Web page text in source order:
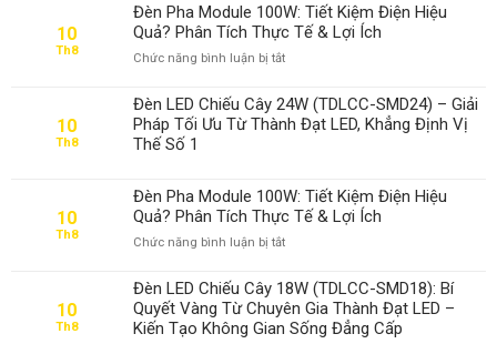
10
Th8
Đèn Pha Module 100W: Tiết Kiệm Điện Hiệu
Quả? Phân Tích Thực Tế & Lợi Ích
Chức năng bình luận bị tắtở
Pha
Module
100W:
Điện
Hiệu
Quả?
Phân
Thực
Tế
&
10
Th8
Đèn LED Chiếu Cây 24W (TDLCC-SMD24) – Giải
Pháp Tối Ưu Từ Thành Đạt LED, Khẳng Định Vị
Thế Số 1
10
Th8
Đèn Pha Module 100W: Tiết Kiệm Điện Hiệu
Quả? Phân Tích Thực Tế & Lợi Ích
Chức năng bình luận bị tắtở
Pha
Module
100W:
Tiết
10
Th8
Đèn LED Chiếu Cây 18W (TDLCC-SMD18): Bí
Quyết Vàng Từ Chuyên Gia Thành Đạt LED –
Kiến Tạo Không Gian Sống Đẳng Cấp